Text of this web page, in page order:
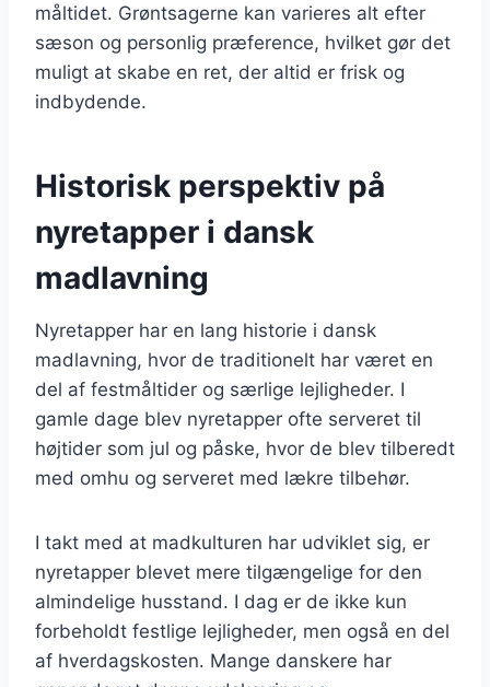
måltidet. Grøntsagerne kan varieres alt efter
sæson og personlig præference, hvilket gør det
muligt at skabe en ret, der altid er frisk og
indbydende.
Historisk perspektiv på
nyretapper i dansk
madlavning
Nyretapper har en lang historie i dansk
madlavning, hvor de traditionelt har været en
del af festmåltider og særlige lejligheder. I
gamle dage blev nyretapper ofte serveret til
højtider som jul og påske, hvor de blev tilberedt
med omhu og serveret med lækre tilbehør.
I takt med at madkulturen har udviklet sig, er
nyretapper blevet mere tilgængelige for den
almindelige husstand. I dag er de ikke kun
forbeholdt festlige lejligheder, men også en del
af hverdagskosten. Mange danskere har